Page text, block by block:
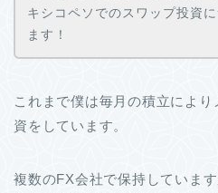
キシコペソでのスワップ投資
ます！
これまで僕は毎月の積立によ
資をしています。
複数のFX会社で保持していま